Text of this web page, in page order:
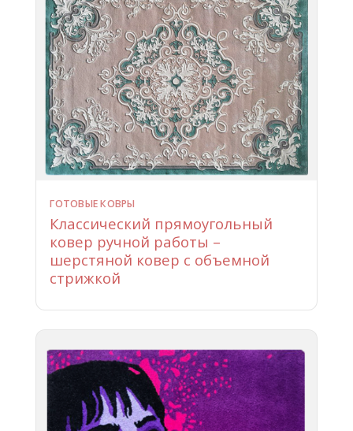
ГОТОВЫЕ КОВРЫ
Классический прямоугольный
ковер ручной работы –
шерстяной ковер с объемной
стрижкой